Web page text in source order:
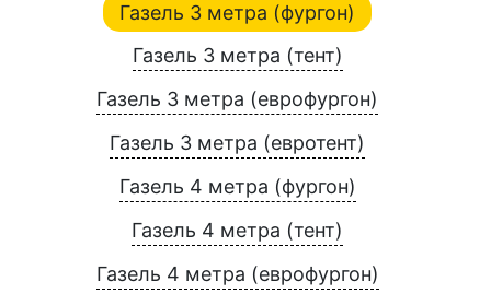
Газель 3 метра (фургон)
Газель 3 метра (тент)
Газель 3 метра (еврофургон)
Газель 3 метра (евротент)
Газель 4 метра (фургон)
Газель 4 метра (тент)
Газель 4 метра (еврофургон)